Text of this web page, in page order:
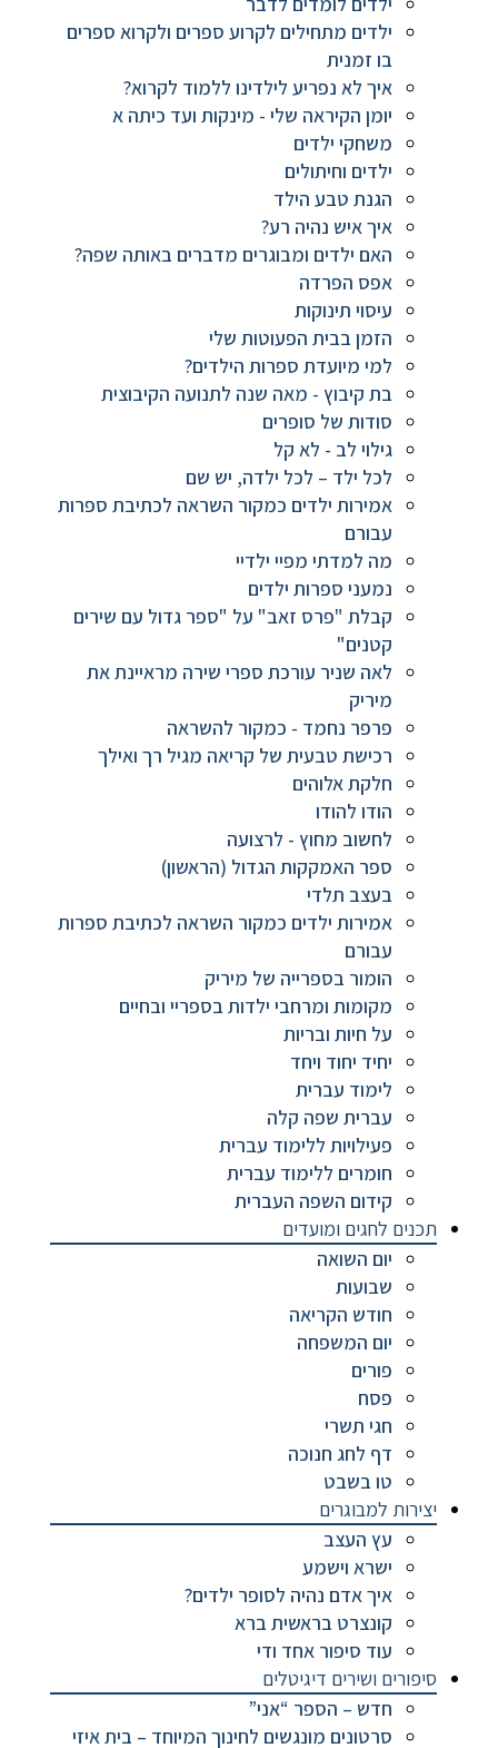
ילדים מתחילים לקרוע ספרים ולקרוא ספרים
בו זמנית
איך לא נפריע לילדינו ללמוד לקרוא?
יומן הקיראה שלי - מינקות ועד כיתה א
משחקי ילדים
ילדים וחיתולים
הגנת טבע הילד
איך איש נהיה רע?
האם ילדים ומבוגרים מדברים באותה שפה?
אפס הפרדה
עיסוי תינוקות
הזמן בבית הפעוטות שלי
למי מיועדת ספרות הילדים?
בת קיבוץ - מאה שנה לתנועה הקיבוצית
סודות של סופרים
גילוי לב - לא קל
לכל ילד – לכל ילדה, יש שם
אמירות ילדים כמקור השראה לכתיבת ספרות
עבורם
מה למדתי מפיי ילדיי
נמעני ספרות ילדים
קבלת "פרס זאב" על "ספר גדול עם שירים
קטנים"
לאה שניר עורכת ספרי שירה מראיינת את
מיריק
פרפר נחמד - כמקור להשראה
רכישת טבעית של קריאה מגיל רך ואילך
חלקת אלוהים
הודו להודו
לחשוב מחוץ - לרצועה
ספר האמקקות הגדול (הראשון)
בעצב תלדי
אמירות ילדים כמקור השראה לכתיבת ספרות
עבורם
הומור בספרייה של מיריק
מקומות ומרחבי ילדות בספריי ובחיים
על חיות ובריות
יחיד יחוד ויחד
לימוד עברית
עברית שפה קלה
פעילויות ללימוד עברית
חומרים ללימוד עברית
קידום השפה העברית
תכנים לחגים ומועדים
יום השואה
שבועות
חודש הקריאה
יום המשפחה
פורים
פסח
חגי תשרי
דף לחג חנוכה
טו בשבט
יצירות למבוגרים
עץ העצב
ישרא וישמע
איך אדם נהיה לסופר ילדים?
קונצרט בראשית ברא
עוד סיפור אחד ודי
סיפורים ושירים דיגיטלים
חדש – הספר “אני”
סרטונים מונגשים לחינוך המיוחד – בית איזי